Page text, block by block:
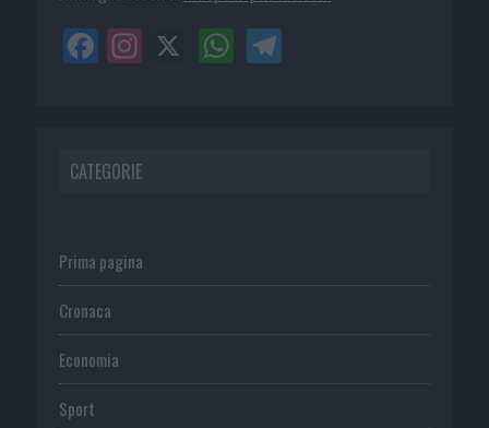
CATEGORIE
Prima pagina
Cronaca
Economia
Sport